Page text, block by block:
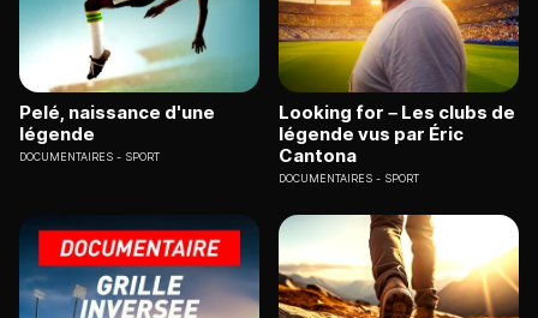
Pelé, naissance d'une
légende
DOCUMENTAIRES SPORT
Looking for – Les clubs de
légende vus par Éric
Cantona
DOCUMENTAIRES SPORT